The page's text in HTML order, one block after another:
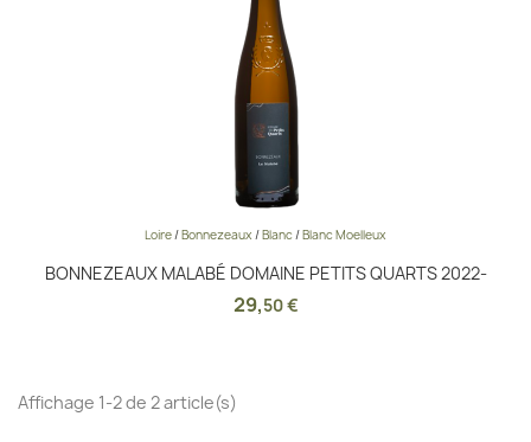
Loire/Bonnezeaux /Blanc/Blanc Moelleux
BONNEZEAUX MALABÉ DOMAINE PETITS QUARTS 2022-
29,50 €
Affichage 1-2 de 2 article(s)